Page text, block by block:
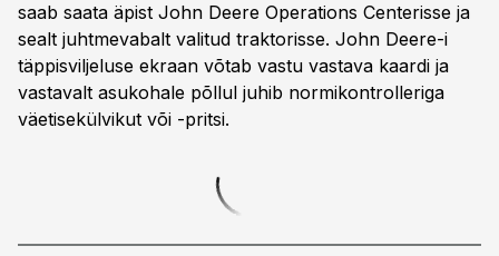
saab saata äpist John Deere Operations Centerisse ja
sealt juhtmevabalt valitud traktorisse. John Deere-i
täppisviljeluse ekraan võtab vastu vastava kaardi ja
vastavalt asukohale põllul juhib normikontrolleriga
väetisekülvikut või -pritsi.